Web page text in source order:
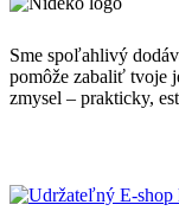
Sme spoľahlivý
pomôže zabaliť tvoje
zmysel – prakticky,